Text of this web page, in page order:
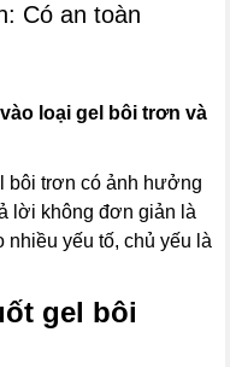
Có an toàn
loại gel bôi trơn và
bôi trơn có ảnh hưởng
lời không đơn giản là
nhiều yếu tố, chủ yếu là
gel bôi